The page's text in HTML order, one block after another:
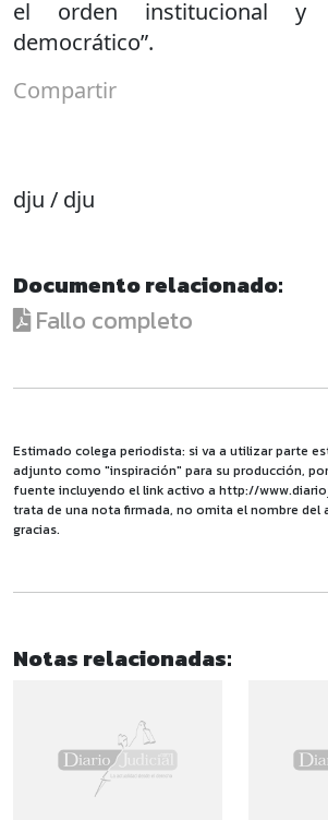
el orden institucional y
democrático”.
Compartir
dju / dju
Documento relacionado:
Fallo completo
Estimado colega periodista: si va a utilizar parte
adjunto como "inspiración" para su producción,
fuente incluyendo el link activo a http://
trata de una nota firmada, no omita el nombre del
gracias.
Notas relacionadas: